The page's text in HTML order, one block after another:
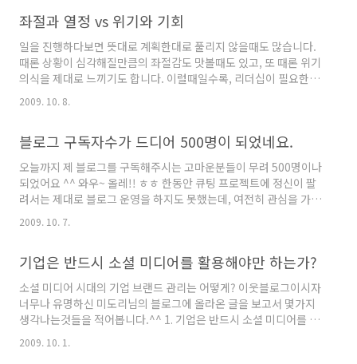
PM을 맡아보겠다 등등... 다양한 형태의 목표를 세울수 있고, 그 목
표를 수립하기 위한 구체적인 계획들 또한 세울수가 있는것이지요.
아래는 제가 가입한 어느 사이트에 올라온 OOO회사의 대표님이 직
접 작성한 내용인데, 목표가 구체적입니다. 막연하게 매출을 얼만큼
늘리겠다가 아니라, 수치로 보다 명확하게 기준을 세우고 있음을 ..
좌절과 열정 vs 위기와 기회
일을 진행하다보면 뜻대로 계획한대로 풀리지 않을때도 많습니다.
때론 상황이 심각해질만큼의 좌절감도 맛볼때도 있고, 또 때론 위기
의식을 제대로 느끼기도 합니다. 이럴때일수록, 리더십이 필요한것
이고 구체적이고도 명확한 비전제시 또한 필요합니다. 이것이 작은
계기가 되어 상실감과 좌절감에 젖어 있는 직장인들에게 작은 열정
더의 역할이 중요합니다. 요즘들어 부쩍 리더십과 리더의 역할이 과
연 무얼까? 라는 생각을 많이 해봅니다. 단순히 나를 따르라~ 라고
외치는게 아니라, 나와 함께하고 있는 구성원들의 역량을 키울수 있
도록 도와주며 이끌어주는 리더. 나아가서는 개인의 꿈과 목표를 달
성할 수 있도록 기회와 동기부여를 해줄수 있는 리더. 과연 나는 이
중..
2009. 10. 8.
블로그 구독자수가 드디어 500명이 되었네요.
오늘까지 제 블로그를 구독해주시는 고마운분들이 무려 500명이나
되었어요 ^^ 와우~ 올레!! ㅎㅎ 한동안 큐팅 프로젝트에 정신이 팔
려서는 제대로 블로그 운영을 하지도 못했는데, 여전히 관심을 가져
주심에 고마울따름입니다. 한편으론 조금만 더 신경쓰자~ 라는 스
스로의 다짐이랄까... 직장생활에 관련된 다양한 이야기들을 풀어
나마 도움이 되고자 하는 마음은 예전이나 지금이나 변함은 없기
에.. 그 무엇을 하던지 간에 참 좋은 계절입니다. 더불어 블로그 운영
도 다시금 즐겁게 해야겠습니다. ^^ 2009/06/12 - [일상으로의 초
대] - RSS 구독자 수 400명이 되었어요 ^^ 2009/03/11 - [일상으
로의 초대] - 구독자수가 300명이 넘었어..
2009. 10. 7.
기업은 반드시 소셜 미디어를 활용해야만 하는가?
소셜 미디어 시대의 기업 브랜드 관리는 어떻게? 이웃블로그이시자
너무나 유명하신 미도리님의 블로그에 올라온 글을 보고서 몇가지
생각나는것들을 적어봅니다.^^ 1. 기업은 반드시 소셜 미디어를 활
용해야만 하는가? 2. 기업의 특정부서(ex : 홍보, 마케팅)에서만 이
용하는가? 3. 임원들의 인식이 어떠한가? 4. 기업의 속성과 소셜 미
2009. 10. 1.